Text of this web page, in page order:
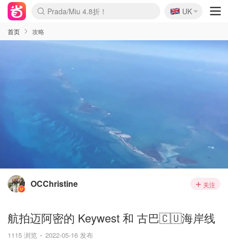
Prada/Miu 4.8折！
🇬🇧
UK
首页 攻略
OCChristine 关注
航拍迈阿密的 Keywest 和 古巴🇨🇺海岸线
1115 浏览 2022-05-16 发布